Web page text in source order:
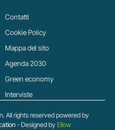
Contatti
Cookie Policy
Mappa del sito
Agenda 2030
Green economy
Interviste
All rights reserved powered by
- Designed by Ellow